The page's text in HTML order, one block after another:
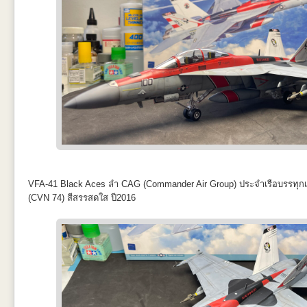
VFA-41 Black Aces ลำ CAG (Commander Air Group) ประจำเรือบรรทุ
(CVN 74) สีสรรสดใส ปี2016